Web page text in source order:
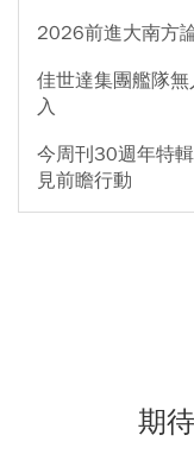
2026前進大南方
佳世達集團艦隊
入
今周刊30週年特
見前瞻行動
期